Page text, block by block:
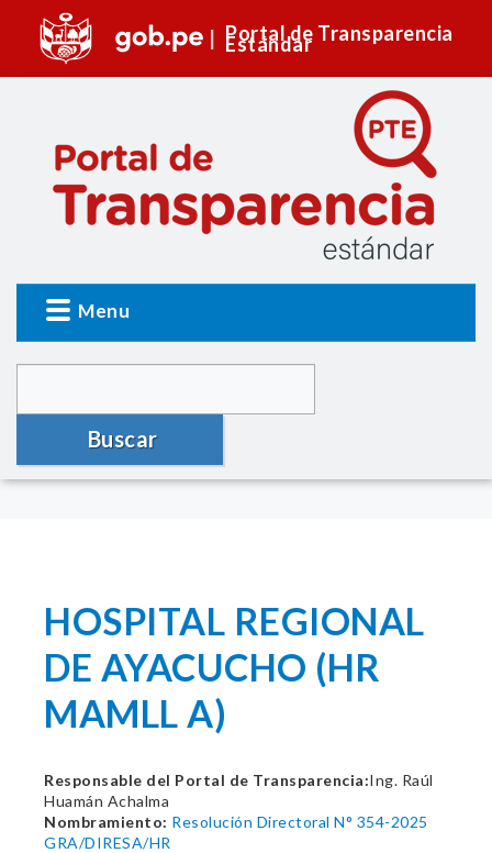
Portal de Transparencia
Estándar
Menu
Buscar
HOSPITAL REGIONAL
DE AYACUCHO (HR
MAMLL A)
Responsable del Portal de Transparencia:Ing. Raúl
Huamán Achalma
Nombramiento: Resolución Directoral N° 354-2025
GRA/DIRESA/HR